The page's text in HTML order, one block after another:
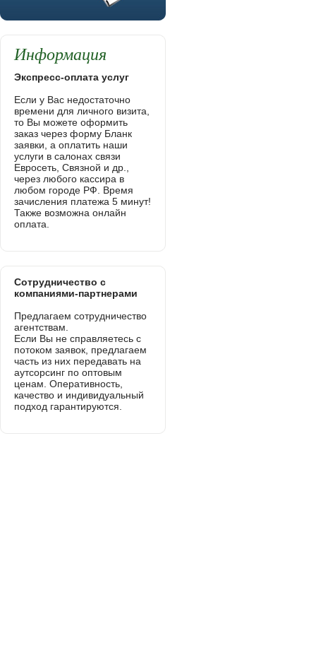
Информация
Экспресс-оплата услуг
Если у Вас недостаточно
времени для личного визита,
то Вы можете оформить
заказ через форму Бланк
заявки, а оплатить наши
услуги в салонах связи
Евросеть, Связной и др.,
через любого кассира в
любом городе РФ. Время
зачисления платежа 5 минут!
Также возможна онлайн
оплата.
Сотрудничество с
компаниями-партнерами
Предлагаем сотрудничество
агентствам.
Если Вы не справляетесь с
потоком заявок, предлагаем
часть из них передавать на
аутсорсинг по оптовым
ценам. Оперативность,
качество и индивидуальный
подход гарантируются.